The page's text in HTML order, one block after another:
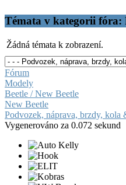
Témata v kategorii
Žádná témata k zobrazení.
Fórum
Modely
Beetle / New Beetle
New Beetle
Podvozek, náprava, brzdy, kola
Vygenerováno za 0.072 sekund